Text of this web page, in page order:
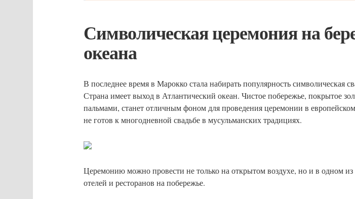
Символическая церемония на
океана
В последнее время в Марокко стала набирать популярность символическая
Страна имеет выход в Атлантический океан. Чистое побережье, покрытое
пальмами, станет отличным фоном для проведения церемонии в европейском
не готов к многодневной свадьбе в мусульманских традициях.
Церемонию можно провести не только на открытом воздухе, но и в одном
отелей и ресторанов на побережье.